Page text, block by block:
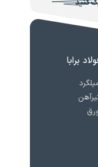
کنید
برابا